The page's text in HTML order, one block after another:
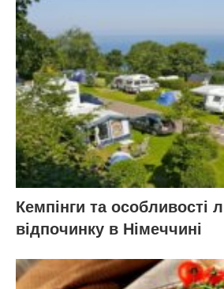
Кемпінги та особливості
відпочинку в Німеччині